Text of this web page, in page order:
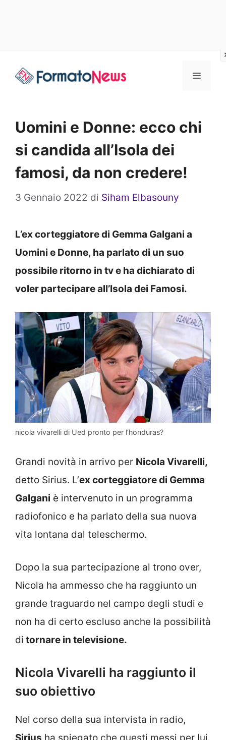
Menu
Uomini e Donne: ecco chi
si candida all’Isola dei
famosi, da non credere!
3 Gennaio 2022 di Siham Elbasouny
L’ex corteggiatore di Gemma Galgani a
Uomini e Donne, ha parlato di un suo
possibile ritorno in tv e ha dichiarato di
voler partecipare all’Isola dei Famosi.
nicola vivarelli di Ued pronto per l’honduras?
Grandi novità in arrivo per Nicola Vivarelli,
detto Sirius. L’ex corteggiatore di Gemma
Galgani è intervenuto in un programma
radiofonico e ha parlato della sua nuova
vita lontana dal teleschermo.
Dopo la sua partecipazione al trono over,
Nicola ha ammesso che ha raggiunto un
grande traguardo nel campo degli studi e
non ha di certo escluso anche la possibilità
di tornare in televisione.
Nicola Vivarelli ha raggiunto il
suo obiettivo
Nel corso della sua intervista in radio,